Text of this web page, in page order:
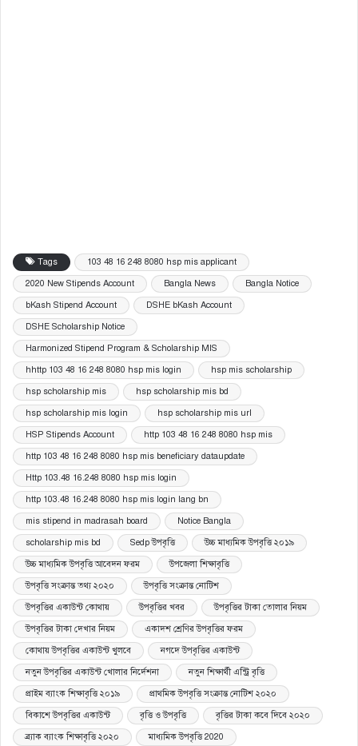
Tags 103 48 16 248 8080 hsp mis applicant
2020 New Stipends Account Bangla News Bangla Notice
bKash Stipend Account DSHE bKash Account
DSHE Scholarship Notice
Harmonized Stipend Program & Scholarship MIS
hhttp 103 48 16 248 8080 hsp mis login hsp mis scholarship
hsp scholarship mis hsp scholarship mis bd
hsp scholarship mis login hsp scholarship mis url
HSP Stipends Account http 103 48 16 248 8080 hsp mis
http 103 48 16 248 8080 hsp mis beneficiary dataupdate
Http 103.48 16.248 8080 hsp mis login
http 103.48 16.248 8080 hsp mis login lang bn
mis stipend in madrasah board Notice Bangla
scholarship mis bd Sedp উপবৃত্তি উচ্চ মাধ্যমিক উপবৃত্তি ২০১৯
উচ্চ মাধ্যমিক উপবৃত্তি আবেদন ফরম উপজেলা শিক্ষাবৃত্তি
উপবৃত্তি সংক্রান্ত তথ্য ২০২০ উপবৃত্তি সংক্রান্ত নোটিশ
উপবৃত্তির একাউন্ট কোথায় উপবৃত্তির খবর উপবৃত্তির টাকা তোলার নিয়ম
উপবৃত্তির টাকা দেখার নিয়ম একাদশ শ্রেণির উপবৃত্তির ফরম
কোথায় উপবৃত্তির একাউন্ট খুলবে নগদে উপবৃত্তির একাউন্ট
নতুন উপবৃত্তির একাউন্ট খোলার নির্দেশনা নতুন শিক্ষার্থী এন্ট্রি বৃত্তি
প্রাইম ব্যাংক শিক্ষাবৃত্তি ২০১৯ প্রাথমিক উপবৃত্তি সংক্রান্ত নোটিশ ২০২০
বিকাশে উপবৃত্তির একাউন্ট বৃত্তি ও উপবৃত্তি বৃত্তির টাকা কবে দিবে ২০২০
ব্র্যাক ব্যাংক শিক্ষাবৃত্তি ২০২০ মাধ্যমিক উপবৃত্তি 2020